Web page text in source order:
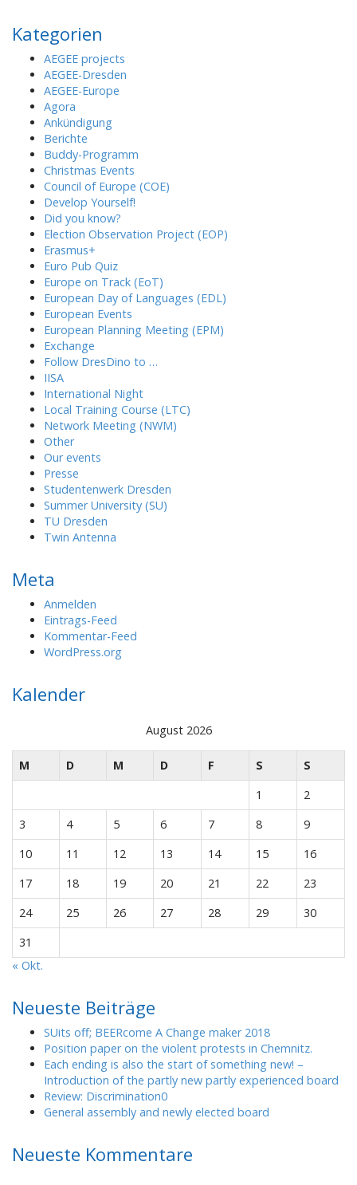
Kategorien
AEGEE projects
AEGEE-Dresden
AEGEE-Europe
Agora
Ankündigung
Berichte
Buddy-Programm
Christmas Events
Council of Europe (COE)
Develop Yourself!
Did you know?
Election Observation Project (EOP)
Erasmus+
Euro Pub Quiz
Europe on Track (EoT)
European Day of Languages (EDL)
European Events
European Planning Meeting (EPM)
Exchange
Follow DresDino to …
IISA
International Night
Local Training Course (LTC)
Network Meeting (NWM)
Other
Our events
Presse
Studentenwerk Dresden
Summer University (SU)
TU Dresden
Twin Antenna
Meta
Anmelden
Eintrags-Feed
Kommentar-Feed
WordPress.org
Kalender
August 2026
M D M D F S
S
1
2
3
4 5 6 7 8
9
10
11 12 13 14 15
16
17
18 19 20 21 22
23
24
25 26 27 28 29
30
31
« Okt.
Neueste Beiträge
SUits off; BEERcome A Change maker 2018
Position paper on the violent protests in Chemnitz.
Each ending is also the start of something new! –
Introduction of the partly new partly experienced board
Review: Discrimination0
General assembly and newly elected board
Neueste Kommentare